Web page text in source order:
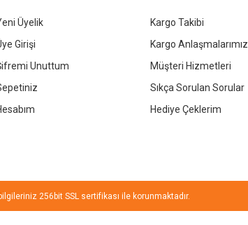
Üyelik
Girişi
Unuttum
Kargo Takibi
Kargo Anlaşmalarımız
Müşteri Hizmetleri
Sıkça Sorulan Sorular
Hediye Çeklerim
256bit SSL sertifikası ile korunmaktadır.